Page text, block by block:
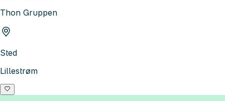
Thon Gruppen
Sted
Lillestrøm